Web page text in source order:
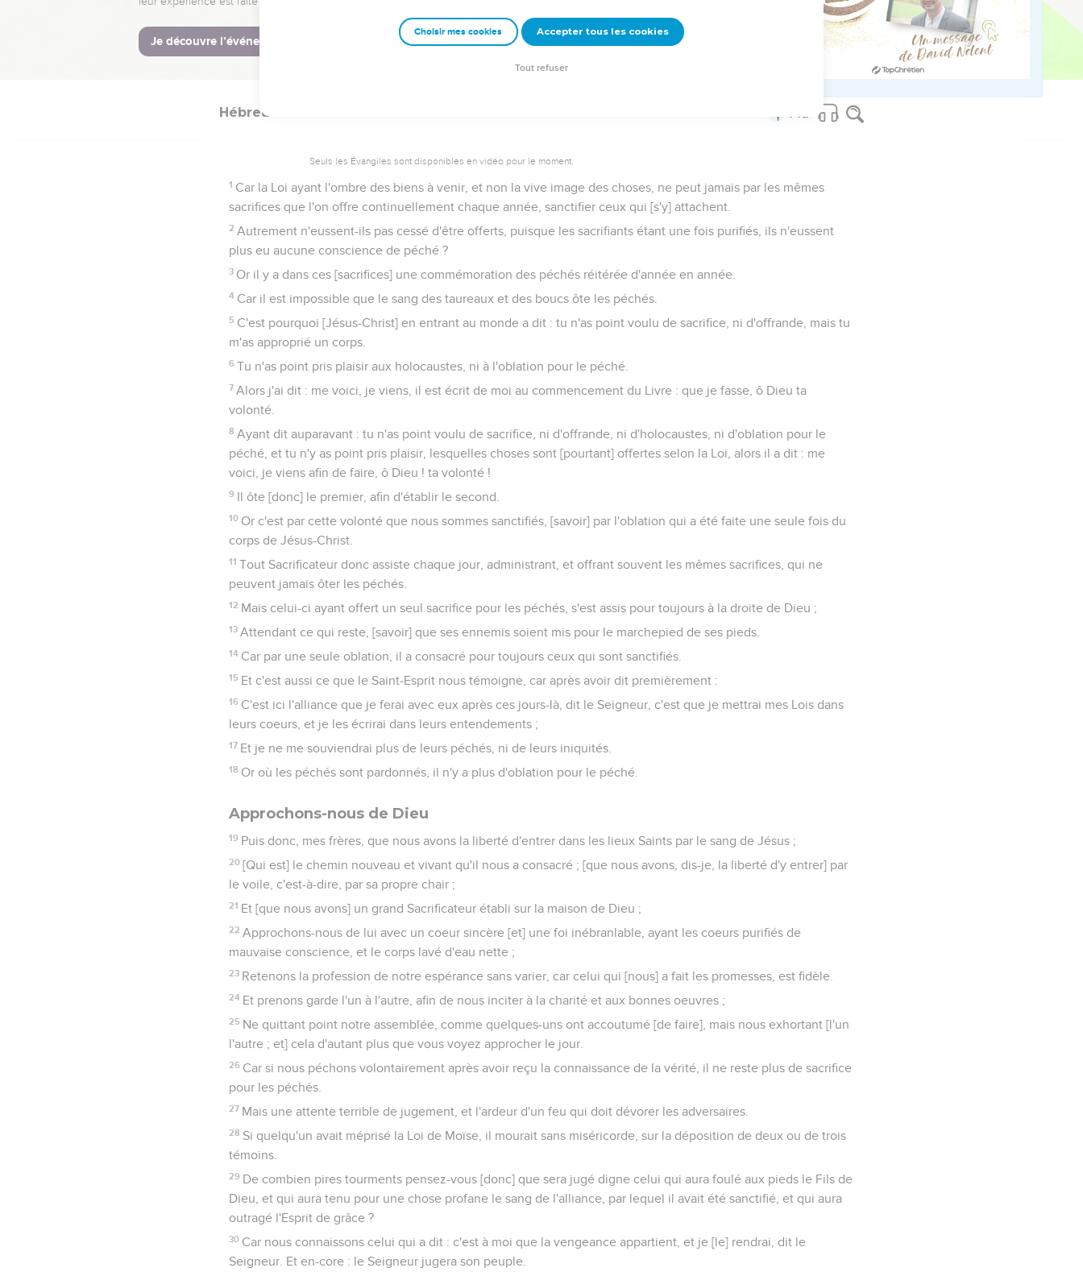
Et comme il est ordonné aux hommes de mourir une seule fois, et qu'après cela [suit] le jugement.
28 De même aussi Christ ayant été offert une seule fois pour ôter les péchés de plusieurs, apparaîtra une
seconde fois sans péché à ceux qui l'attendent à salut.
Hébreux
Seuls les Évangiles sont disponibles en vidéo pour le moment.
1 Car la Loi ayant l'ombre des biens à venir, et non la vive image des choses, ne peut jamais par les mêmes
sacrifices que l'on offre continuellement chaque année, sanctifier ceux qui [s'y] attachent.
2 Autrement n'eussent-ils pas cessé d'être offerts, puisque les sacrifiants étant une fois purifiés, ils n'eussent
plus eu aucune conscience de péché ?
3 Or il y a dans ces [sacrifices] une commémoration des péchés réitérée d'année en année.
4 Car il est impossible que le sang des taureaux et des boucs ôte les péchés.
5 C'est pourquoi [Jésus-Christ] en entrant au monde a dit : tu n'as point voulu de sacrifice, ni d'offrande, mais tu
m'as approprié un corps.
6 Tu n'as point pris plaisir aux holocaustes, ni à l'oblation pour le péché.
7 Alors j'ai dit : me voici, je viens, il est écrit de moi au commencement du Livre : que je fasse, ô Dieu ta
volonté.
8 Ayant dit auparavant : tu n'as point voulu de sacrifice, ni d'offrande, ni d'holocaustes, ni d'oblation pour le
péché, et tu n'y as point pris plaisir, lesquelles choses sont [pourtant] offertes selon la Loi, alors il a dit : me
voici, je viens afin de faire, ô Dieu ! ta volonté !
9 Il ôte [donc] le premier, afin d'établir le second.
10 Or c'est par cette volonté que nous sommes sanctifiés, [savoir] par l'oblation qui a été faite une seule fois du
corps de Jésus-Christ.
11 Tout Sacrificateur donc assiste chaque jour, administrant, et offrant souvent les mêmes sacrifices, qui ne
peuvent jamais ôter les péchés.
12 Mais celui-ci ayant offert un seul sacrifice pour les péchés, s'est assis pour toujours à la droite de Dieu ;
13 Attendant ce qui reste, [savoir] que ses ennemis soient mis pour le marchepied de ses pieds.
14 Car par une seule oblation, il a consacré pour toujours ceux qui sont sanctifiés.
15 Et c'est aussi ce que le Saint-Esprit nous témoigne, car après avoir dit premièrement :
16 C'est ici l'alliance que je ferai avec eux après ces jours-là, dit le Seigneur, c'est que je mettrai mes Lois dans
leurs coeurs, et je les écrirai dans leurs entendements ;
17 Et je ne me souviendrai plus de leurs péchés, ni de leurs iniquités.
18 Or où les péchés sont pardonnés, il n'y a plus d'oblation pour le péché.
Approchons-nous de Dieu
19 Puis donc, mes frères, que nous avons la liberté d'entrer dans les lieux Saints par le sang de Jésus ;
20 [Qui est] le chemin nouveau et vivant qu'il nous a consacré ; [que nous avons, dis-je, la liberté d'y entrer] par
le voile, c'est-à-dire, par sa propre chair ;
21 Et [que nous avons] un grand Sacrificateur établi sur la maison de Dieu ;
22 Approchons-nous de lui avec un coeur sincère [et] une foi inébranlable, ayant les coeurs purifiés de
mauvaise conscience, et le corps lavé d'eau nette ;
23 Retenons la profession de notre espérance sans varier, car celui qui [nous] a fait les promesses, est fidèle.
24 Et prenons garde l'un à l'autre, afin de nous inciter à la charité et aux bonnes oeuvres ;
25 Ne quittant point notre assemblée, comme quelques-uns ont accoutumé [de faire], mais nous exhortant [l'un
l'autre ; et] cela d'autant plus que vous voyez approcher le jour.
26 Car si nous péchons volontairement après avoir reçu la connaissance de la vérité, il ne reste plus de sacrifice
pour les péchés.
27 Mais une attente terrible de jugement, et l'ardeur d'un feu qui doit dévorer les adversaires.
28 Si quelqu'un avait méprisé la Loi de Moïse, il mourait sans miséricorde, sur la déposition de deux ou de trois
témoins.
29 De combien pires tourments pensez-vous [donc] que sera jugé digne celui qui aura foulé aux pieds le Fils de
Dieu, et qui aura tenu pour une chose profane le sang de l'alliance, par lequel il avait été sanctifié, et qui aura
outragé l'Esprit de grâce ?
30 Car nous connaissons celui qui a dit : c'est à moi que la vengeance appartient, et je [le] rendrai, dit le
Seigneur. Et en-core : le Seigneur jugera son peuple.
Choisir mes cookies Accepter tous les cookies
Tout refuser